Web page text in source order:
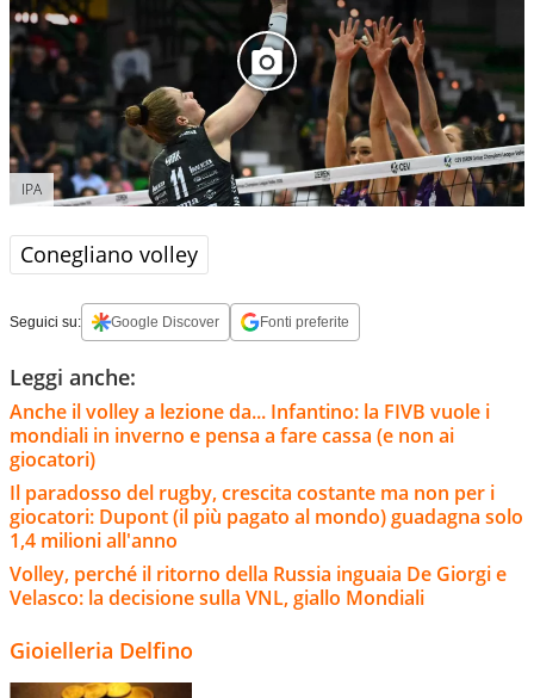
IPA
Conegliano volley
Seguici su: Google Discover Fonti preferite
Leggi anche:
Anche il volley a lezione da... Infantino: la FIVB vuole i
mondiali in inverno e pensa a fare cassa (e non ai
giocatori)
Il paradosso del rugby, crescita costante ma non per i
giocatori: Dupont (il più pagato al mondo) guadagna solo
1,4 milioni all'anno
Volley, perché il ritorno della Russia inguaia De Giorgi e
Velasco: la decisione sulla VNL, giallo Mondiali
Gioielleria Delfino